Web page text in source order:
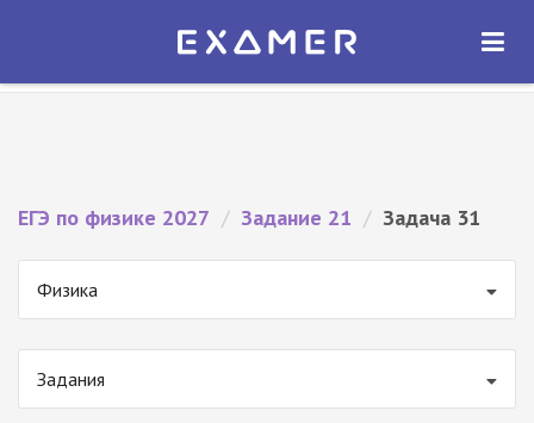
Экзамер — ЕГЭ 2027
ОТКРЫТЬ
ЕГЭ по физике 2027 / Задание 21 / Задача 31
Физика
Задания